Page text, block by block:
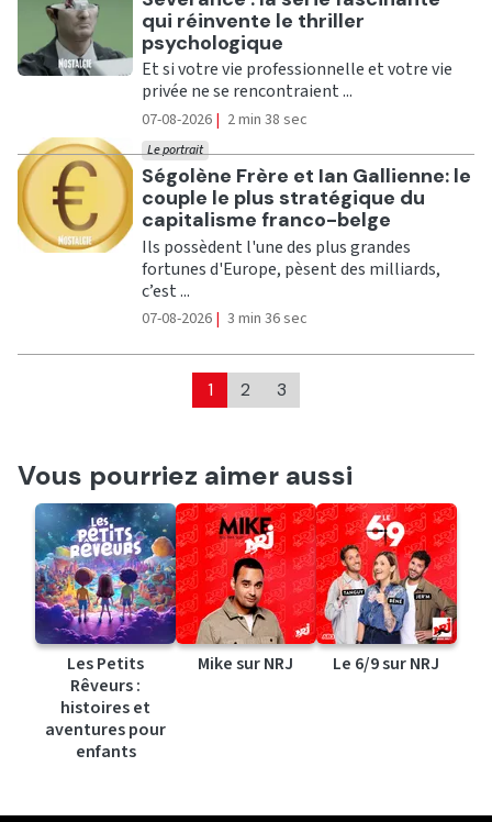
qui réinvente le thriller
psychologique
Et si votre vie professionnelle et votre vie
privée ne se rencontraient ...
07-08-2026 | 2 min 38 sec
Ecouter
Ségolène Frère et Ian Gallienne: le
couple le plus stratégique du
capitalisme franco-belge
Le portrait
Ils possèdent l'une des plus grandes
fortunes d'Europe, pèsent des milliards,
c’est ...
07-08-2026 | 3 min 36 sec
1 2 3
Vous pourriez aimer aussi
Les Petits
Rêveurs :
histoires et
aventures pour
enfants
Mike sur NRJ Le 6/9 sur NRJ